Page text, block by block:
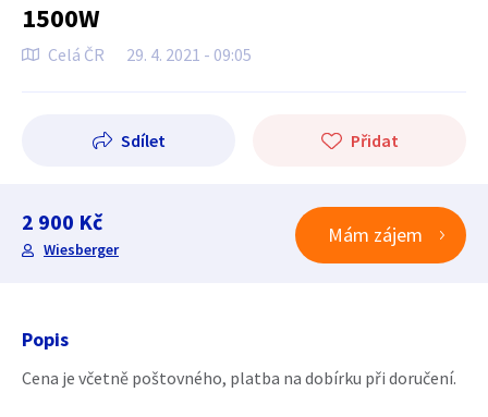
1500W
Celá ČR 29. 4. 2021 - 09:05
Sdílet Přidat
2 900 Kč
Wiesberger
Mám zájem
Popis
Cena je včetně poštovného, platba na dobírku při doručení.